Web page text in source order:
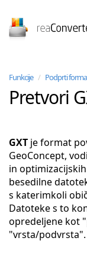
Funkcije / Podprti
Pretvori
GXT je format
GeoConcept,
in
besedilne
s katerimkoli
Datoteke s to
opredeljene kot
"vrsta/podvrsta".